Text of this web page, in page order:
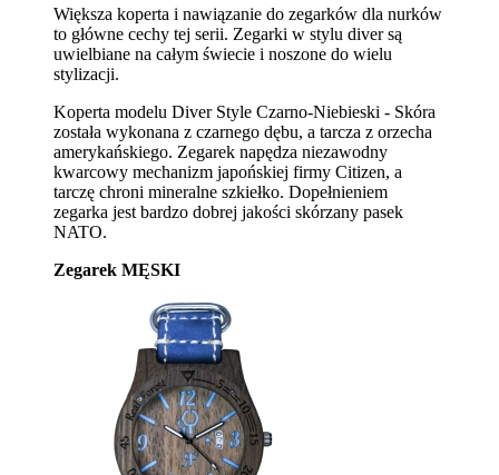
Większa koperta i nawiązanie do zegarków dla nurków
to główne cechy tej serii. Zegarki w stylu diver są
uwielbiane na całym świecie i noszone do wielu
stylizacji.
Koperta modelu Diver Style Czarno-Niebieski - Skóra
została wykonana z czarnego dębu, a tarcza z orzecha
amerykańskiego. Zegarek napędza niezawodny
kwarcowy mechanizm japońskiej firmy Citizen, a
tarczę chroni mineralne szkiełko. Dopełnieniem
zegarka jest bardzo dobrej jakości skórzany pasek
NATO.
Zegarek MĘSKI